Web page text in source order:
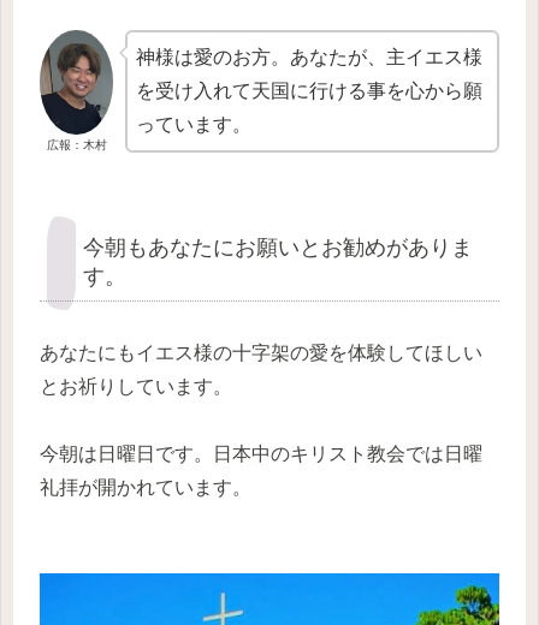
広報：木村
神様は愛のお方。あなたが、主イエス様
を受け入れて天国に行ける事を心から願
っています。
今朝もあなたにお願いとお勧めがありま
す。
あなたにもイエス様の十字架の愛を体験してほしい
とお祈りしています。
今朝は日曜日です。日本中のキリスト教会では日曜
礼拝が開かれています。